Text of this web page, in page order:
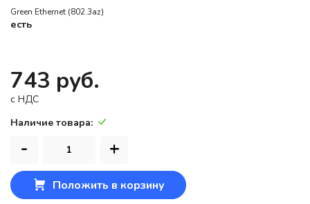
Green Ethernet (802.3az)
есть
743 руб.
c НДС
Наличие товара:
- +
Положить в корзину